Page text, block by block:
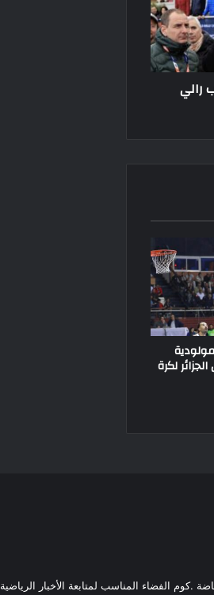
رالي
لكرة
.كوم الفضاء المناسب لمتابعة الأخبار